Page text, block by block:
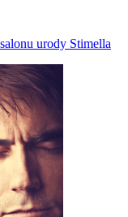
urody Stimella